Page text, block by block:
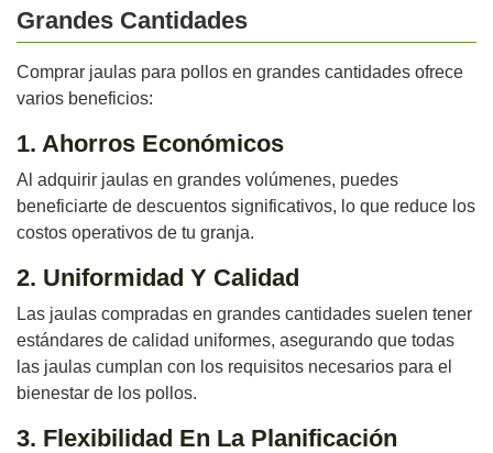
Grandes Cantidades
Comprar jaulas para pollos en grandes cantidades ofrece
varios beneficios:
1. Ahorros Económicos
Al adquirir jaulas en grandes volúmenes, puedes
beneficiarte de descuentos significativos, lo que reduce los
costos operativos de tu granja.
2. Uniformidad Y Calidad
Las jaulas compradas en grandes cantidades suelen tener
estándares de calidad uniformes, asegurando que todas
las jaulas cumplan con los requisitos necesarios para el
bienestar de los pollos.
3. Flexibilidad En La Planificación